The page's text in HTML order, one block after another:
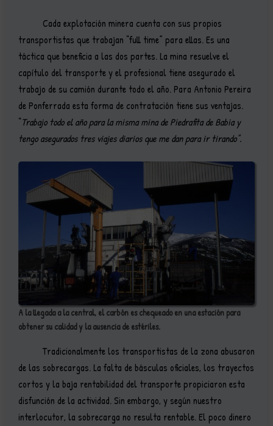
Cada explotación minera cuenta con sus propios
transportistas que trabajan “full time” para ellas. Es una
táctica que beneficia a las dos partes. La mina resuelve el
capítulo del transporte y el profesional tiene asegurado el
trabajo de su camión durante todo el año. Para Antonio Pereira
de Ponferrada esta forma de contratación tiene sus ventajas.
“Trabajo todo el año para la misma mina de Piedrafita de Babia y
tengo asegurados tres viajes diarios que me dan para ir tirando”.
A la llegada a la central, el carbón es chequeado en una estación para
obtener su calidad y la ausencia de estériles.
Tradicionalmente los transportistas de la zona abusaron
de las sobrecargas. La falta de básculas oficiales, los trayectos
cortos y la baja rentabilidad del transporte propiciaron esta
disfunción de la actividad. Sin embargo, y según nuestro
interlocutor, la sobrecarga no resulta rentable. El poco dinero